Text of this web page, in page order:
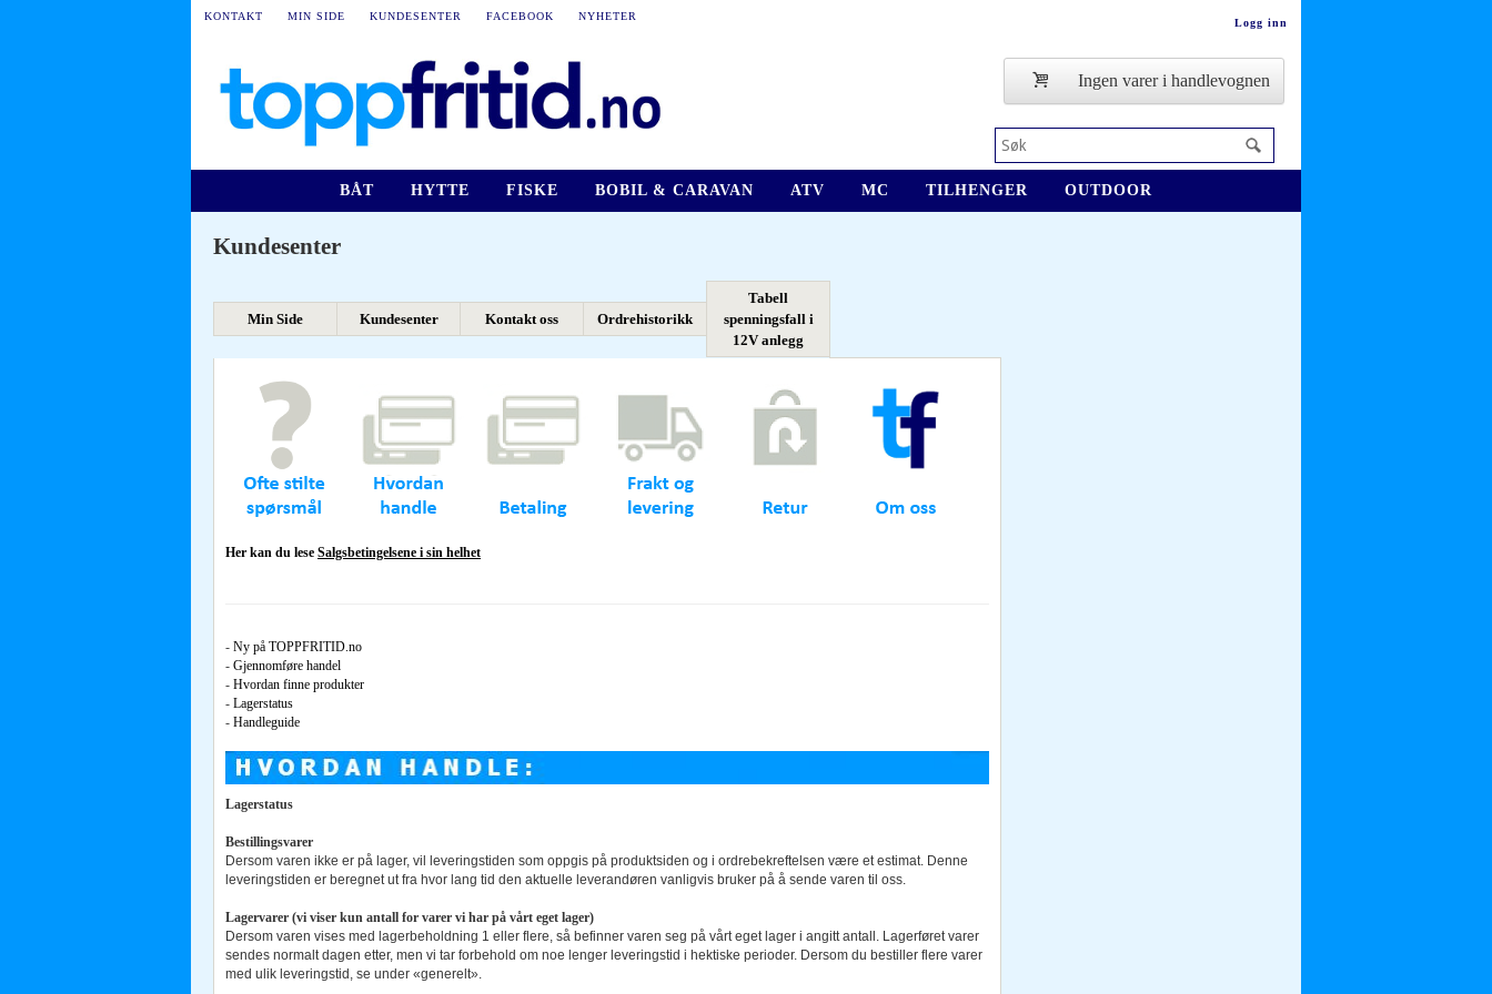
Logg inn
KONTAKT MIN SIDE KUNDESENTER FACEBOOK NYHETER
Ingen varer i handlevognen
BÅT HYTTE FISKE BOBIL & CARAVAN ATV MC TILHENGER OUTDOOR
Kundesenter
Min Side Kundesenter Kontakt oss Ordrehistorikk
Tabell
spenningsfall i
12V anlegg
Her kan du lese Salgsbetingelsene i sin helhet
- Ny på TOPPFRITID.no
- Gjennomføre handel
- Hvordan finne produkter
- Lagerstatus
- Handleguide
Lagerstatus
Bestillingsvarer
Dersom varen ikke er på lager, vil leveringstiden som oppgis på produktsiden og i ordrebekreftelsen være et estimat. Denne
leveringstiden er beregnet ut fra hvor lang tid den aktuelle leverandøren vanligvis bruker på å sende varen til oss.
Lagervarer (vi viser kun antall for varer vi har på vårt eget lager)
Dersom varen vises med lagerbeholdning 1 eller flere, så befinner varen seg på vårt eget lager i angitt antall. Lagerføret varer
sendes normalt dagen etter, men vi tar forbehold om noe lenger leveringstid i hektiske perioder. Dersom du bestiller flere varer
med ulik leveringstid, se under «generelt».